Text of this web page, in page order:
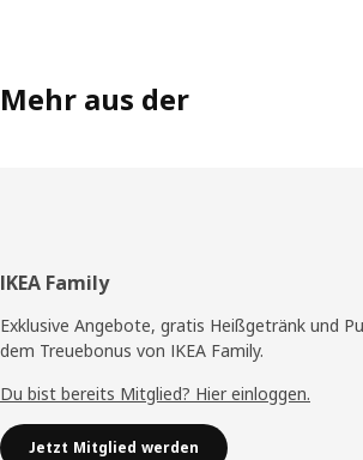
Mehr aus der
Fußzeile
IKEA Family
Exklusive Angebote, gratis Heißgetränk und
dem Treuebonus von IKEA Family.
Du bist bereits Mitglied? Hier einloggen.
Jetzt Mitglied werden